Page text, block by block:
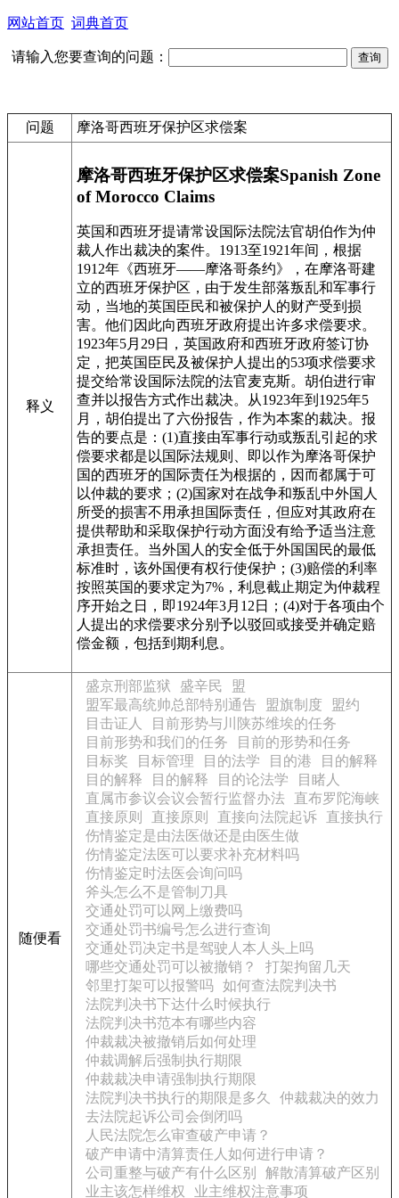
网站首页 词典首页
请输入您要查询的问题：
问题 摩洛哥西班牙保护区求偿案
释义
摩洛哥西班牙保护区求偿案Spanish Zone
of Morocco Claims
英国和西班牙提请常设国际法院法官胡伯作为仲
裁人作出裁决的案件。1913至1921年间，根据
1912年《西班牙——摩洛哥条约》，在摩洛哥建
立的西班牙保护区，由于发生部落叛乱和军事行
动，当地的英国臣民和被保护人的财产受到损
害。他们因此向西班牙政府提出许多求偿要求。
1923年5月29日，英国政府和西班牙政府签订协
定，把英国臣民及被保护人提出的53项求偿要求
提交给常设国际法院的法官麦克斯。胡伯进行审
查并以报告方式作出裁决。从1923年到1925年5
月，胡伯提出了六份报告，作为本案的裁决。报
告的要点是：(1)直接由军事行动或叛乱引起的求
偿要求都是以国际法规则、即以作为摩洛哥保护
国的西班牙的国际责任为根据的，因而都属于可
以仲裁的要求；(2)国家对在战争和叛乱中外国人
所受的损害不用承担国际责任，但应对其政府在
提供帮助和采取保护行动方面没有给予适当注意
承担责任。当外国人的安全低于外国国民的最低
标准时，该外国便有权行使保护；(3)赔偿的利率
按照英国的要求定为7%，利息截止期定为仲裁程
序开始之日，即1924年3月12日；(4)对于各项由个
人提出的求偿要求分别予以驳回或接受并确定赔
偿金额，包括到期利息。
随便看
盛京刑部监狱 盛辛民
盟
盟军最高统帅总部特别通告
盟旗制度
盟约
目击证人
目前形势与川陕苏维埃的任务
目前形势和我们的任务
目前的形势和任务
目标奖
目标管理 目的法学 目的港
目的解释
目的解释
目的解释 目的论法学
目睹人
直属市参议会议会暂行监督办法
直布罗陀海峡
直接原则
直接原则 直接向法院起诉
直接执行
伤情鉴定是由法医做还是由医生做
伤情鉴定法医可以要求补充材料吗
伤情鉴定时法医会询问吗
斧头怎么不是管制刀具
交通处罚可以网上缴费吗
交通处罚书编号怎么进行查询
交通处罚决定书是驾驶人本人头上吗
哪些交通处罚可以被撤销？
打架拘留几天
邻里打架可以报警吗 如何查法院判决书
法院判决书下达什么时候执行
法院判决书范本有哪些内容
仲裁裁决被撤销后如何处理
仲裁调解后强制执行期限
仲裁裁决申请强制执行期限
法院判决书执行的期限是多久
仲裁裁决的效力
去法院起诉公司会倒闭吗
人民法院怎么审查破产申请？
破产申请中清算责任人如何进行申请？
公司重整与破产有什么区别
解散清算破产区别
业主该怎样维权
业主维权注意事项